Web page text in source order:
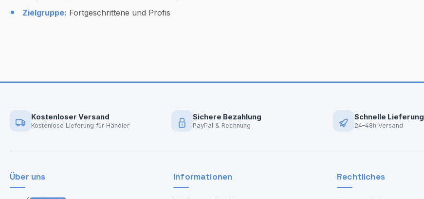
Zielgruppe: Fortgeschrittene und Profis
Kostenloser Versand
Kostenlose Lieferung für Händler
Sichere Bezahlung
PayPal & Rechnung
Schnelle Lieferung
24–48h Versand
Über uns Informationen Rechtliches